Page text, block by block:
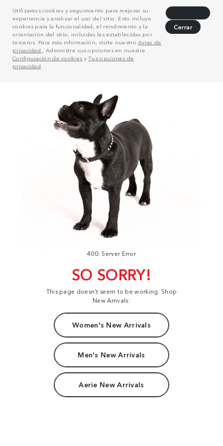
Utilizamos cookies y seguimiento para mejorar su
experiencia y analizar el uso del sitio. Esto incluye
cookies para la funcionalidad, el rendimiento y la
orientación del sitio, incluidas las establecidas por
terceros. Para más información, visite nuestroAviso de
privacidad
. Administre sus opciones en nuestra
Configuración de cookies yTus opciones de
privacidad
Cerrar
400: Server Error
SO SORRY!
This page doesn't seem to be working. Shop
New Arrivals:
Women's New Arrivals
Men's New Arrivals
Aerie New Arrivals